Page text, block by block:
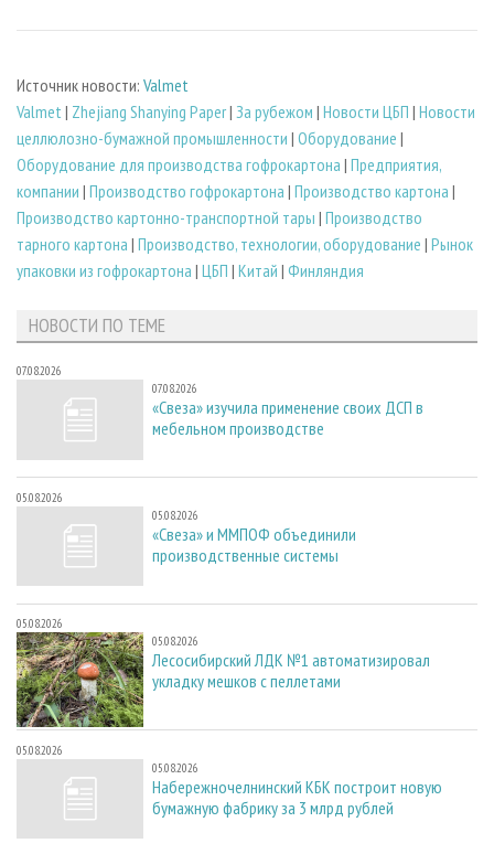
Источник новости: Valmet
Valmet | Zhejiang Shanying Paper| За рубежом | Новости ЦБП | Новости
целлюлозно-бумажной промышленности | Оборудование |
Оборудование для производства гофрокартона | Предприятия,
компании | Производство гофрокартона | Производство картона |
Производство картонно-транспортной тары | Производство
тарного картона | Производство, технологии, оборудование | Рынок
упаковки из гофрокартона | ЦБП | Китай | Финляндия
НОВОСТИ ПО ТЕМЕ
07.08.2026
07.08.2026
«Свеза» изучила применение своих ДСП в
мебельном производстве
05.08.2026
05.08.2026
«Свеза» и ММПОФ объединили
производственные системы
05.08.2026
05.08.2026
Лесосибирский ЛДК №1 автоматизировал
укладку мешков с пеллетами
05.08.2026
05.08.2026
Набережночелнинский КБК построит новую
бумажную фабрику за 3 млрд рублей